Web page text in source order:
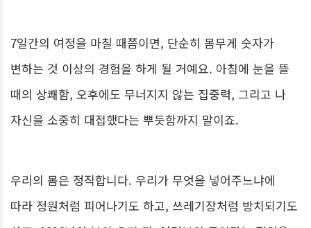
7일간의 여정을 마칠 때쯤이면, 단순히 몸무게 숫자가
변하는 것 이상의 경험을 하게 될 거예요. 아침에 눈을 뜰
때의 상쾌함, 오후에도 무너지지 않는 집중력, 그리고 나
자신을 소중히 대접했다는 뿌듯함까지 말이죠.
우리의 몸은 정직합니다. 우리가 무엇을 넣어주느냐에
따라 정원처럼 피어나기도 하고, 쓰레기장처럼 방치되기도